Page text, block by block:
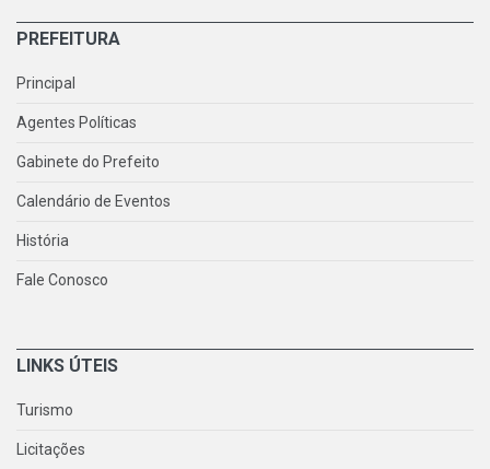
PREFEITURA
Principal
Agentes Políticas
Gabinete do Prefeito
Calendário de Eventos
História
Fale Conosco
LINKS ÚTEIS
Turismo
Licitações